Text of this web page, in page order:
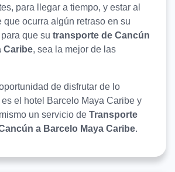
para llegar a tiempo, y estar al
que ocurra algún retraso en su
que su transporte de Cancún
Caribe, sea la mejor de las
de disfrutar de lo
el hotel Barcelo Maya Caribe y
un servicio de Transporte
a Barcelo Maya Caribe.